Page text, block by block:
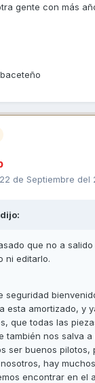
gente con más
22 de Septiembre del
que no a
ni editarlo.
seguridad
esta amortizado, y
que todas las
también nos salva
ser buenos pilotos,
hay
encontrar en el